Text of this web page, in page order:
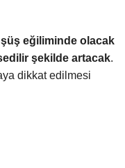
eğiliminde olacak
şekilde artacak.
dikkat edilmesi